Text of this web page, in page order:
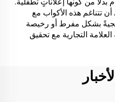
تتناغم هذه الأكواب مع
بشكل مفرط أو رخيصة
التجارية مع تحقيق